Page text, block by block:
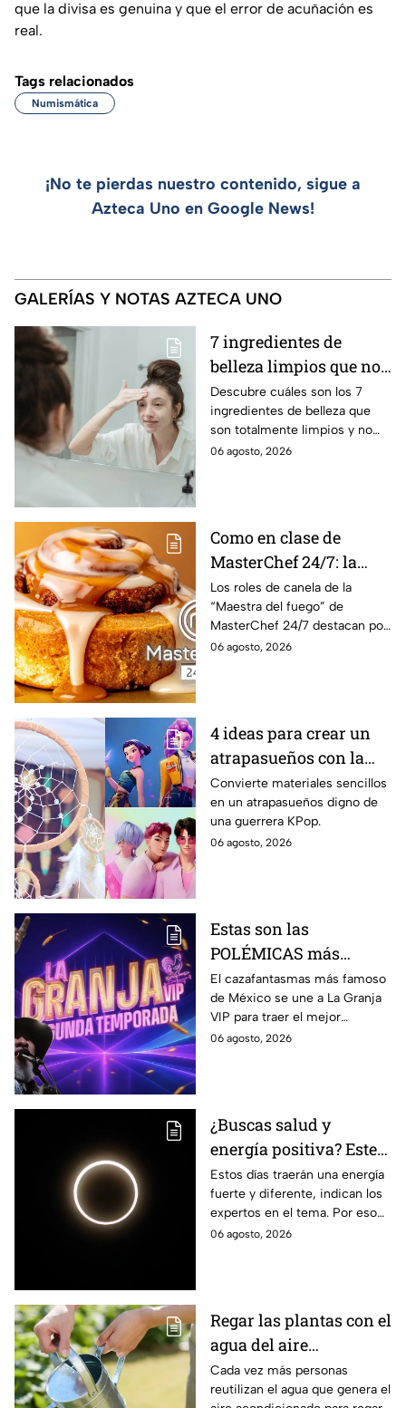
que la divisa es genuina y que el error de acuñación es
real.
Tags relacionados
Numismática
¡No te pierdas nuestro contenido, sigue a
Azteca Uno en Google News!
GALERÍAS Y NOTAS AZTECA UNO
7 ingredientes de
belleza limpios que no
contaminan los ríos ni
el agua al enjuagarte
Descubre cuáles son los 7
ingredientes de belleza que
son totalmente limpios y no
contaminan los ríos ni el agua
06 agosto, 2026
Como en clase de
MasterChef 24/7: la
receta especial de los
roles de canela con
tocino de la Chef Lili
Los roles de canela de la
“Maestra del fuego” de
MasterChef 24/7 destacan por
su combinación de canela,
06 agosto, 2026
4 ideas para crear un
atrapasueños con la
estética de KPop
Demon Hunters
Convierte materiales sencillos
en un atrapasueños digno de
una guerrera KPop.
06 agosto, 2026
Estas son las
POLÉMICAS más
fuertes que ha tenido
Carlos Trejo, el primer
granjero de La Granja
VIP Segunda
El cazafantasmas más famoso
de México se une a La Granja
VIP para traer el mejor
contenido, pero antes de
06 agosto, 2026
¿Buscas salud y
energía positiva? Este
es el ritual que te
ayudará en el eclipse
solar
Estos días traerán una energía
fuerte y diferente, indican los
expertos en el tema. Por eso
se te anima a atraer salud con
06 agosto, 2026
Regar las plantas con el
agua del aire
acondicionado: quiénes
lo hacen y para qué
Cada vez más personas
reutilizan el agua que genera el